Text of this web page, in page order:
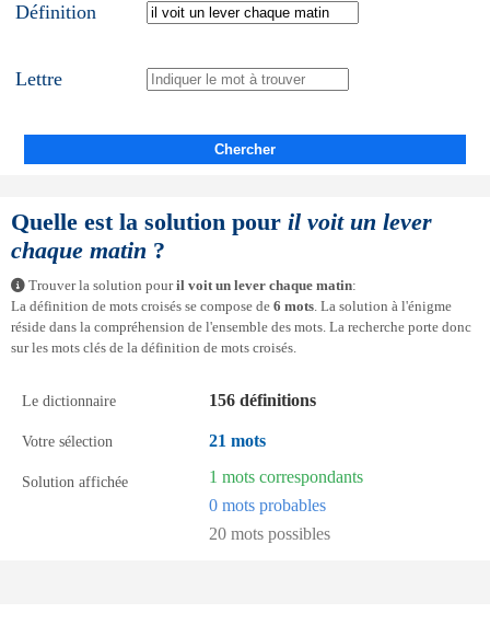
Définition
Lettre
Chercher
Quelle est la solution pour il voit un lever
chaque matin ?
Trouver la solution pouril voit un lever chaque matin:
La définition de mots croisés se compose de 6 mots. La solution à l'énigme
réside dans la compréhension de l'ensemble des mots. La recherche porte donc
sur les mots clés de la définition de mots croisés.
Le dictionnaire 156 définitions
Votre sélection 21 mots
Solution affichée
1 mots correspondants
0 mots probables
20 mots possibles